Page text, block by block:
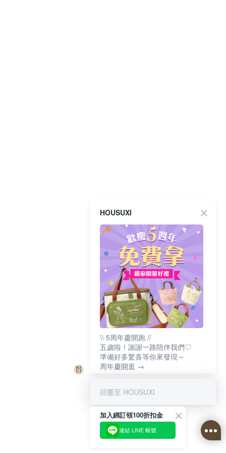
HOUSUXI
\\ 5周年慶開跑 //
五歲啦！謝謝一路陪伴我們♡
準備好多驚喜等你來發現～
周年慶開逛 →
回覆至 HOUSUXI
加入綁訂領100折扣金
連結 LINE 帳號